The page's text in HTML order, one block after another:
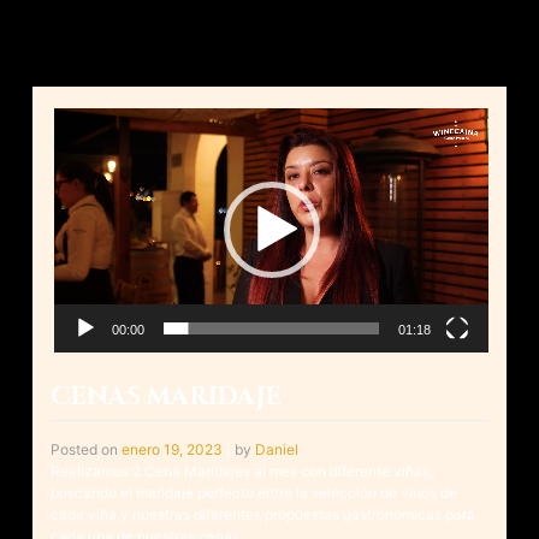
Reproductor
00:00 01:18
CENAS MARIDAJE
Posted on enero 19, 2023 by Daniel
Realizamos 2 Cena Maridajes al mes con diferente viñas,
buscando el maridaje perfecto entre la selección de vinos de
cada viña y nuestras diferentes propuestas gastronómicas para